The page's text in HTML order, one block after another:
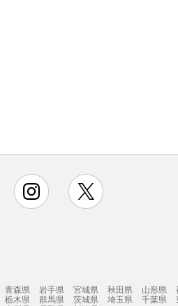
instagram
青森県 岩手県 宮城県 秋田県 山形県
栃木県 群馬県 茨城県 埼玉県 千葉県